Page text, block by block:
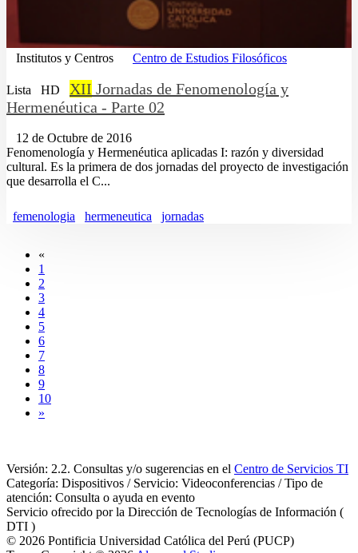
Institutos y Centros Centro de Estudios Filosóficos
Lista HD XII Jornadas de Fenomenología y
Hermenéutica - Parte 02
12 de Octubre de 2016
Fenomenología y Hermenéutica aplicadas I: razón y diversidad
cultural. Es la primera de dos jornadas del proyecto de investigación
que desarrolla el C...
femenologia hermeneutica jornadas
«
1
2
3
4
5
6
7
8
9
10
»
Versión: 2.2. Consultas y/o sugerencias en el Centro de Servicios TI
Categoría: Dispositivos / Servicio: Videoconferencias / Tipo de
atención: Consulta o ayuda en evento
Servicio ofrecido por la Dirección de Tecnologías de Información (
DTI )
© 2026 Pontificia Universidad Católica del Perú (PUCP)